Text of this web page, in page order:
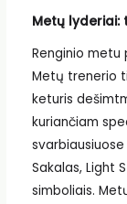
Metų lyderiai:
Renginio
Metų trenerio
keturis
kuriančiam
Sakalas, Light
simboliais.